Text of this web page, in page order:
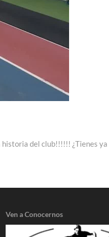
historia del club!!!!!! ¿Tienes
Ven a Conocernos